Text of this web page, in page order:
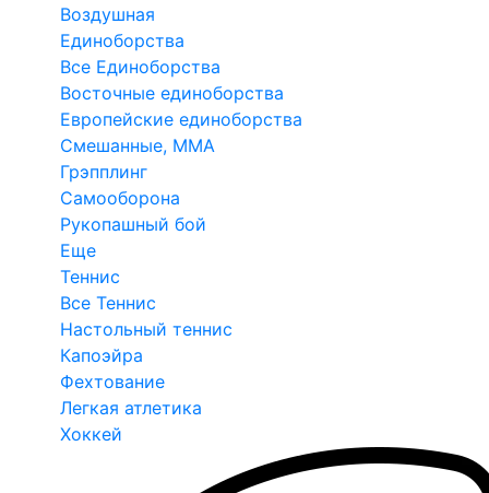
Воздушная
Единоборства
Все Единоборства
Восточные единоборства
Европейские единоборства
Смешанные, ММА
Грэпплинг
Самооборона
Рукопашный бой
Еще
Теннис
Все Теннис
Настольный теннис
Капоэйра
Фехтование
Легкая атлетика
Хоккей